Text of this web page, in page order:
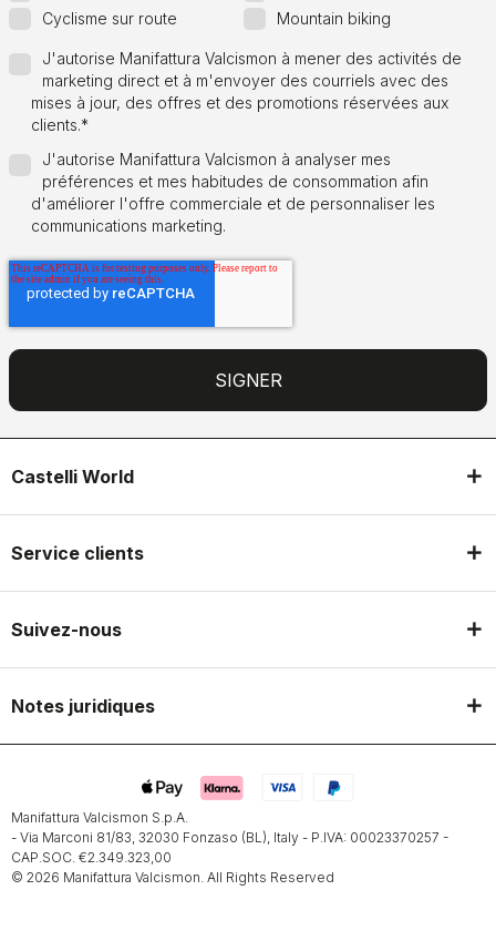
Cyclisme sur route
Mountain biking
J'autorise Manifattura Valcismon à mener des activités de
marketing direct et à m'envoyer des courriels avec des
mises à jour, des offres et des promotions réservées aux
clients.*
J'autorise Manifattura Valcismon à analyser mes
préférences et mes habitudes de consommation afin
d'améliorer l'offre commerciale et de personnaliser les
communications marketing.
Castelli World
Service clients
Suivez-nous
Notes juridiques
Manifattura Valcismon S.p.A.
- Via Marconi 81/83, 32030 Fonzaso (BL), Italy - P.IVA: 00023370257 -
CAP.SOC. €2.349.323,00
© 2026 Manifattura Valcismon. All Rights Reserved